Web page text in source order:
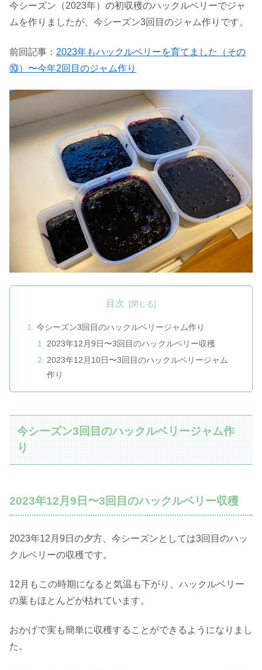
今シーズン（2023年）の初収穫のハックルベリーでジャ
ムを作りましたが、今シーズン3回目のジャム作りです。
前回記事： 2023年もハックルベリーを育てました（その
⑩）〜今年2回目のジャム作り
目次
今シーズン3回目のハックルベリージャム作り
2023年12月9日〜3回目のハックルベリー収穫
2023年12月10日〜3回目のハックルベリージャム
作り
今シーズン3回目のハックルベリージャム作
り
2023年12月9日〜3回目のハックルベリー収穫
2023年12月9日の夕方、今シーズンとしては3回目のハッ
クルベリーの収穫です。
12月もこの時期になると気温も下がり、ハックルベリー
の葉もほとんどが枯れています。
おかげで実も簡単に収穫することができるようになりまし
た。